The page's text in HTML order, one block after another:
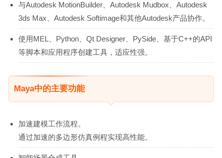
与Autodesk MotionBuilder、Autodesk Mudbox、Autodesk
3ds Max、Autodesk Softimage和其他Autodesk产品协作。
使用MEL、Python、Qt Designer、PySide、基于C++的API
等脚本和应用程序创建工具，适应性强。
Maya中的主要功能
加速建模工作流程。
通过加速的多边形仿真例程实现高性能。